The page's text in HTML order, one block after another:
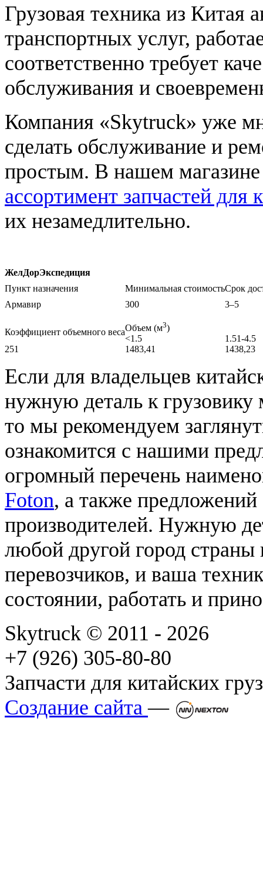
Грузовая техника из Китая
транспортных услуг,
соответственно требует
обслуживания и
Компания «Skytruck» уже
сделать обслуживание и
простым. В нашем
ассортимент запчастей для
их незамедлительно.
ЖелДорЭкспедиция
Пункт назначения
Минимальная стоимостьСрок
Армавир
300 3–5
Коэффициент объемного весаОбъем (м3)
<1.5
1.51-4.5
251
1483,41 1438,23
Если для владельцев
нужную деталь к грузовику
то мы рекомендуем
ознакомится с нашими
огромный перечень
Foton, а также предложений
производителей. Нужную
любой другой город
перевозчиков, и ваша
состоянии, работать и
Skytruck © 2011 - 2026
+7 (926) 305-80-80
Запчасти для китайских
Создание сайта—